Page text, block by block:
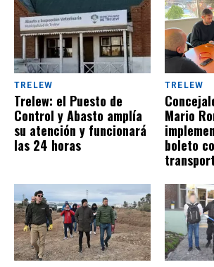
TRELEW
Trelew: el Puesto de
Control y Abasto amplía
su atención y funcionará
las 24 horas
TRELEW
Mario
boleto